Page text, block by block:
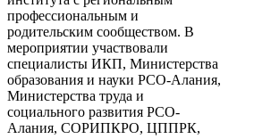
профессиональным и
родительским сообществом. В
мероприятии участвовали
специалисты ИКП, Министерства
образования и науки РСО-Алания,
Министерства труда и
социального развития РСО-
Алания, СОРИПКРО, ЦППРК,